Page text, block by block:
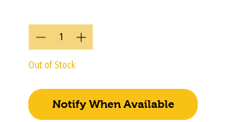
Out of Stock
Notify When Available